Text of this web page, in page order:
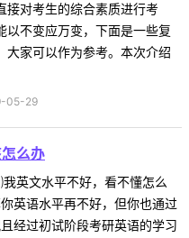
接对考生的综合素质进行考
以不变应万变，下面是一些复
大家可以作为参考。本次介绍
05-29
么办
英文水平不好，看不懂怎么
英语水平再不好，但你也通过
经过初试阶段考研英语的学习